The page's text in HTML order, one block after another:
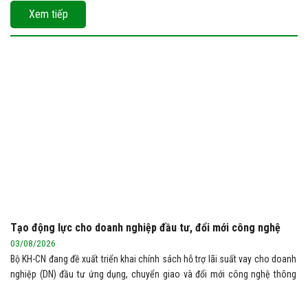
Xem tiếp
Tạo động lực cho doanh nghiệp đầu tư, đổi mới công nghệ
03/08/2026
Bộ KH-CN đang đề xuất triển khai chính sách hỗ trợ lãi suất vay cho doanh
nghiệp (DN) đầu tư ứng dụng, chuyển giao và đổi mới công nghệ thông